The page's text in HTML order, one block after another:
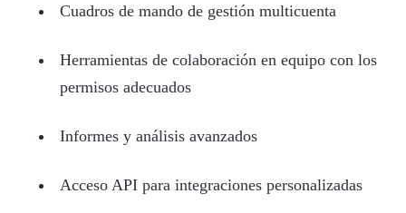
Cuadros de mando de gestión multicuenta
Herramientas de colaboración en equipo con los
permisos adecuados
Informes y análisis avanzados
Acceso API para integraciones personalizadas